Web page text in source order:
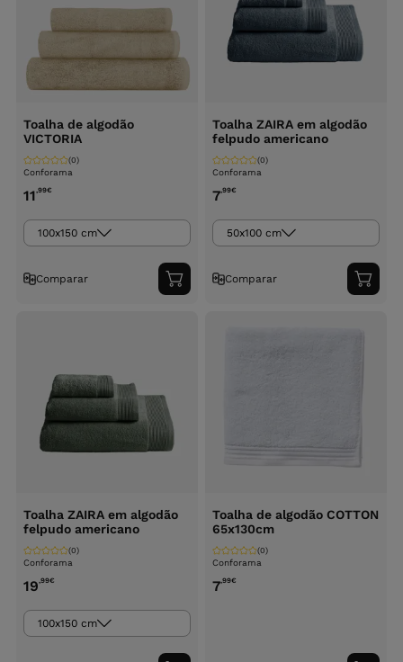
Toalha de algodão
VICTORIA
Conforama
(0)
11,99€
100x150 cm
Comparar
Adicionar
ao
Toalha ZAIRA em algodão
felpudo americano
Conforama
(0)
7,99€
50x100 cm
Comparar
ao
Toalha ZAIRA em algodão
felpudo americano
Conforama
(0)
19,99€
100x150 cm
Toalha de algodão COTTON
65x130cm
Conforama
(0)
7,99€